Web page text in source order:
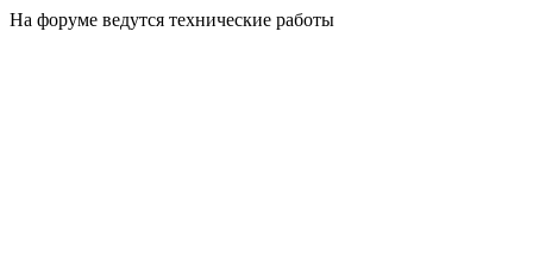
На форуме ведутся технические работы